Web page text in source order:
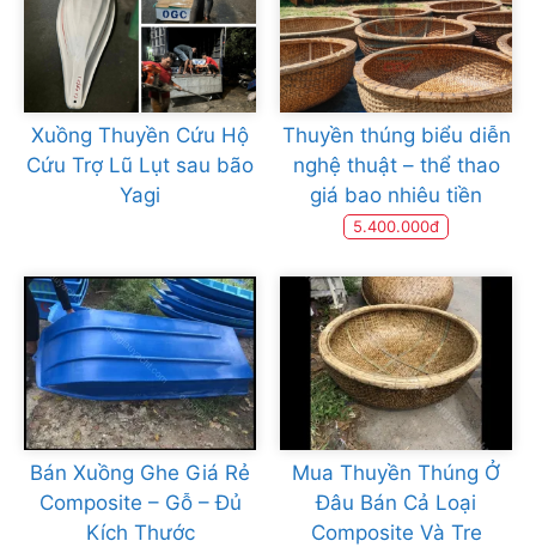
Xuồng Thuyền Cứu Hộ
Cứu Trợ Lũ Lụt sau bão
Yagi
Thuyền thúng biểu diễn
nghệ thuật – thể thao
giá bao nhiêu tiền
5.400.000đ
Bán Xuồng Ghe Giá Rẻ
Composite – Gỗ – Đủ
Kích Thước
Mua Thuyền Thúng Ở
Đâu Bán Cả Loại
Composite Và Tre